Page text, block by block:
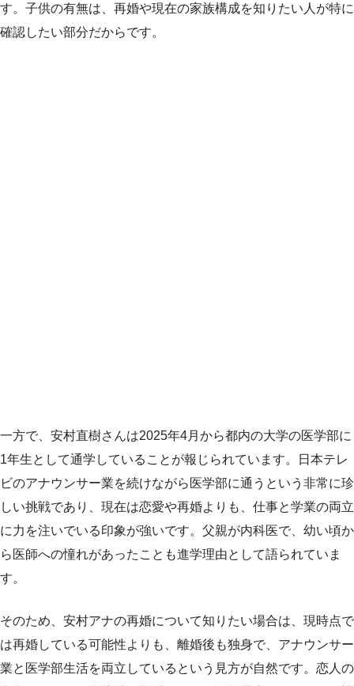
す。子供の有無は、再婚や現在の家族構成を知りたい人が特に
確認したい部分だからです。
一方で、安村直樹さんは2025年4月から都内の大学の医学部に
1年生として通学していることが報じられています。日本テレ
ビのアナウンサー業を続けながら医学部に通うという非常に珍
しい挑戦であり、現在は恋愛や再婚よりも、仕事と学業の両立
に力を注いでいる印象が強いです。父親が内科医で、幼い頃か
ら医師への憧れがあったことも進学理由として語られていま
す。
そのため、安村アナの再婚について知りたい場合は、現時点で
は再婚している可能性よりも、離婚後も独身で、アナウンサー
業と医学部生活を両立しているという見方が自然です。恋人の